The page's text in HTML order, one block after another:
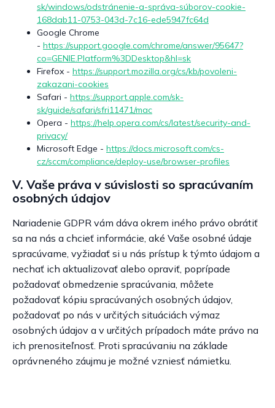
sk/windows/odstránenie-a-správa-súborov-cookie-
168dab11-0753-043d-7c16-ede5947fc64d
Google Chrome
- https://support.google.com/chrome/answer/95647?
co=GENIE.Platform%3DDesktop&hl=sk
Firefox - https://support.mozilla.org/cs/kb/povoleni-
zakazani-cookies
Safari - https://support.apple.com/sk-
sk/guide/safari/sfri11471/mac
Opera - https://help.opera.com/cs/latest/security-and-
privacy/
Microsoft Edge - https://docs.microsoft.com/cs-
cz/sccm/compliance/deploy-use/browser-profiles
V. Vaše práva v súvislosti so spracúvaním
osobných údajov
Nariadenie GDPR vám dáva okrem iného právo obrátiť
sa na nás a chcieť informácie, aké Vaše osobné údaje
spracúvame, vyžiadať si u nás prístup k týmto údajom a
nechať ich aktualizovať alebo opraviť, poprípade
požadovať obmedzenie spracúvania, môžete
požadovať kópiu spracúvaných osobných údajov,
požadovať po nás v určitých situáciách výmaz
osobných údajov a v určitých prípadoch máte právo na
ich prenositeľnosť. Proti spracúvaniu na základe
oprávneného záujmu je možné vzniesť námietku.